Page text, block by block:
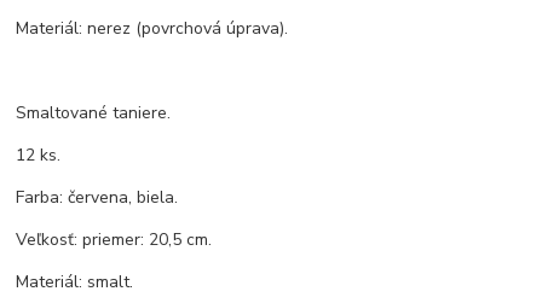
Materiál: nerez (povrchová úprava).
Smaltované taniere.
12 ks.
Farba: červena, biela.
Veľkosť: priemer: 20,5 cm.
Materiál: smalt.